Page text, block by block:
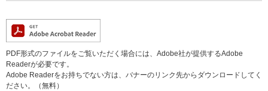
PDF形式のファイルをご覧いただく場合には、Adobe社が提供するAdobe
Readerが必要です。
Adobe Readerをお持ちでない方は、バナーのリンク先からダウンロードしてく
ださい。（無料）